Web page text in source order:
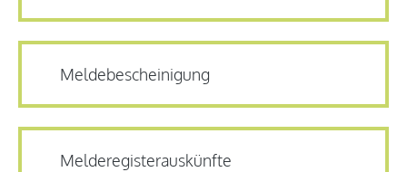
Meldebescheinigung
Melderegisterauskünfte